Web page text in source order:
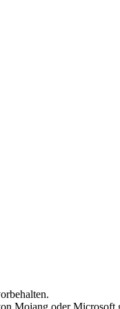
Mojang oder Microsoft